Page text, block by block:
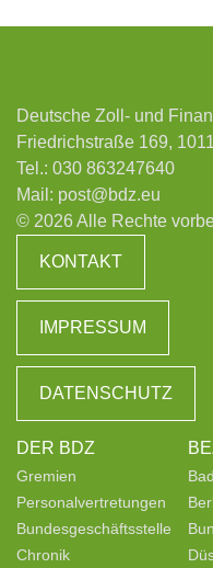
Deutsche Zoll- und
Friedrichstraße 169,
Tel.: 030 863247640
Mail: post@bdz.eu
© 2026 Alle Rechte
KONTAKT
IMPRESSUM
DATENSCHUTZ
DER BDZ
Gremien
Personalvertretungen
Bundesgeschäftsstelle
Chronik